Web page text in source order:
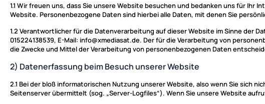
1.1 Wir freuen uns, dass Sie unsere Website besuchen und bedanken uns für Ihr
Website. Personenbezogene Daten sind hierbei alle Daten, mit denen Sie
1.2 Verantwortlicher für die Datenverarbeitung auf dieser Website im Sinne der
015224138539, E-Mail: info@xmediasat.de. Der für die Verarbeitung von
die Zwecke und Mittel der Verarbeitung von personenbezogenen Daten
2) Datenerfassung beim Besuch unserer Website
2.1 Bei der bloß informatorischen Nutzung unserer Website, also wenn Sie sich
Seitenserver übermittelt (sog. „Server-Logfiles“). Wenn Sie unsere Website